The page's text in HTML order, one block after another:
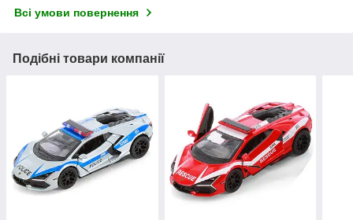
Всі умови повернення
Подібні товари компанії